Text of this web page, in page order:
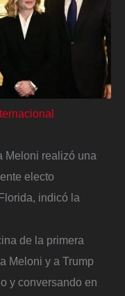
Meloni realizó una
electo
indicó la
de la primera
Meloni y a Trump
y conversando en